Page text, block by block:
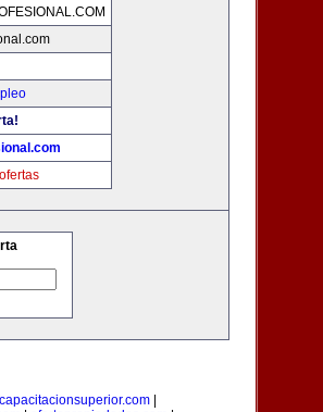
capacitacionsuperior.com|